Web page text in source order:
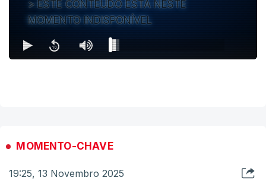
ESTE CONTEÚDO ESTÁ NESTE
MOMENTO INDISPONÍVEL
MOMENTO-CHAVE
19:25, 13 Novembro 2025